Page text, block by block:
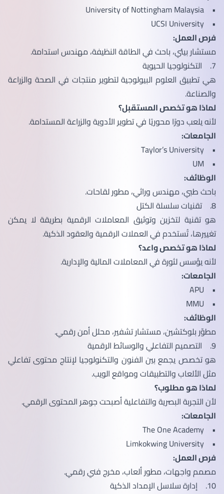
• University of Nottingham Malaysia
• UCSI University
فرص العمل:
مستشار بيئي، باحث في الطاقة النظيفة، مهندس استدامة.
7. التكنولوجيا الحيوية
هي تطبيق العلوم البيولوجية لتطوير منتجات في الصحة والزراعة
والصناعة.
لماذا هو تخصص المستقبل؟
لأنه يلعب دورًا محوريًا في تطوير الأدوية والزراعة المستدامة.
الجامعات:
• Taylor’s University
• UM
الوظائف:
باحث طبي، مهندس وراثي، مطور لقاحات.
8. تقنيات سلسلة الكتل
هو تقنية لتخزين وتوثيق المعاملات الرقمية بطريقة لا يمكن
تغييرها، تُستخدم في العملات الرقمية والعقود الذكية.
لماذا هو تخصص واعد؟
لأنه يؤسس لثورة في المعاملات المالية والإدارية.
الجامعات:
• APU
• MMU
الوظائف:
مطوّر بلوكتشين، مستشار تشفير، محلل أمن رقمي.
9. التصميم التفاعلي والوسائط الرقمية
هو تخصص يجمع بين الفنون والتكنولوجيا لإنتاج محتوى تفاعلي
مثل الألعاب والتطبيقات ومواقع الويب.
لماذا هو مطلوب؟
لأن التجربة البصرية والتفاعلية أصبحت جوهر المحتوى الرقمي.
الجامعات:
• The One Academy
• Limkokwing University
فرص العمل:
مصمم واجهات، مطور ألعاب، مخرج فني رقمي.
10. إدارة سلاسل الإمداد الذكية